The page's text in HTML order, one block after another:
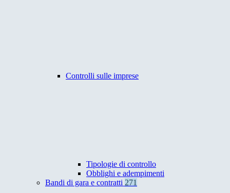
Controlli sulle imprese
Tipologie di controllo
Obblighi e adempimenti
Bandi di gara e contratti 271